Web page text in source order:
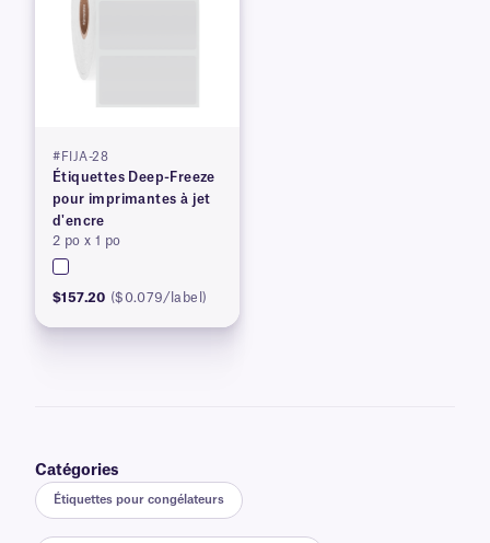
#FIJA-28
Étiquettes Deep-Freeze
pour imprimantes à jet
d'encre
2 po x 1 po
$157.20 ($0.079/label)
Catégories
Étiquettes pour congélateurs